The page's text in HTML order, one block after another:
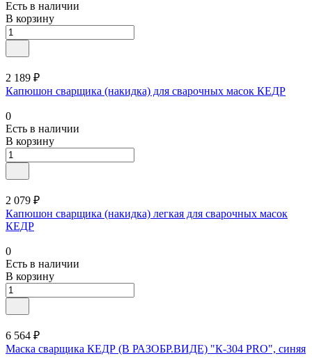
Есть в наличии
В корзину
2 189 ₽
Капюшон сварщика (накидка) для сварочных масок КЕДР
0
Есть в наличии
В корзину
2 079 ₽
Капюшон сварщика (накидка) легкая для сварочных масок
КЕДР
0
Есть в наличии
В корзину
6 564 ₽
Маска сварщика КЕДР (В РАЗОБР.ВИДЕ) "К-304 PRO", синяя